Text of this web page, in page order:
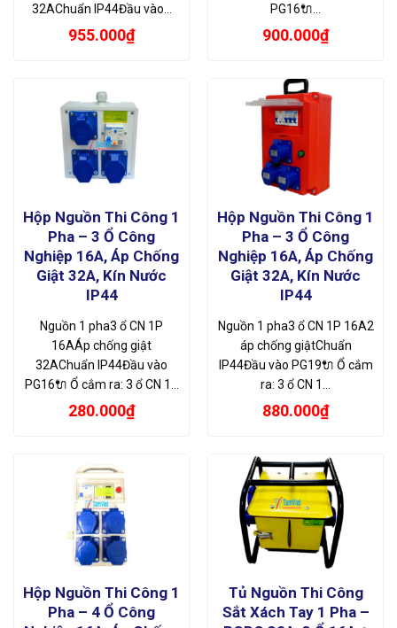
32AChuẩn IP44Đầu vào…
955.000₫
PG16🔌…
900.000₫
Hộp Nguồn Thi Công 1
Pha – 3 Ổ Công
Nghiệp 16A, Áp Chống
Giật 32A, Kín Nước
IP44
Nguồn 1 pha3 ổ CN 1P
16AÁp chống giật
32AChuẩn IP44Đầu vào
PG16🔌 Ổ cắm ra: 3 ổ CN 1…
280.000₫
Hộp Nguồn Thi Công 1
Pha – 3 Ổ Công
Nghiệp 16A, Áp Chống
Giật 32A, Kín Nước
IP44
Nguồn 1 pha3 ổ CN 1P 16A2
áp chống giậtChuẩn
IP44Đầu vào PG19🔌 Ổ cắm
ra: 3 ổ CN 1…
880.000₫
Hộp Nguồn Thi Công 1
Pha – 4 Ổ Công
Tủ Nguồn Thi Công
Sắt Xách Tay 1 Pha –